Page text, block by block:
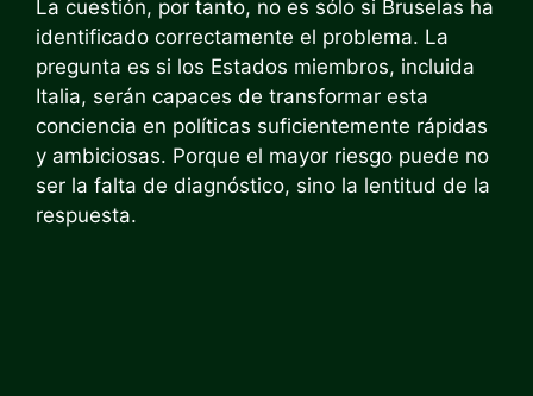
La cuestión, por tanto, no es sólo si Bruselas ha
identificado correctamente el problema. La
pregunta es si los Estados miembros, incluida
Italia, serán capaces de transformar esta
conciencia en políticas suficientemente rápidas
y ambiciosas. Porque el mayor riesgo puede no
ser la falta de diagnóstico, sino la lentitud de la
respuesta.